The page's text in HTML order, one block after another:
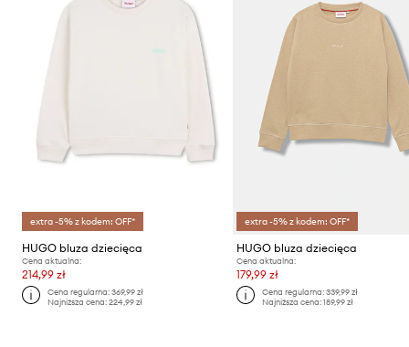
extra -5% z kodem: OFF*
HUGO bluza dziecięca
Cena aktualna:
214,99 zł
Cena regularna:369,99 zł
Najniższa cena:224,99 zł
extra -5% z kodem: OFF*
HUGO bluza dziecięca
Cena aktualna:
179,99 zł
Cena regularna: 339,99 zł
Najniższa cena: 189,99 zł